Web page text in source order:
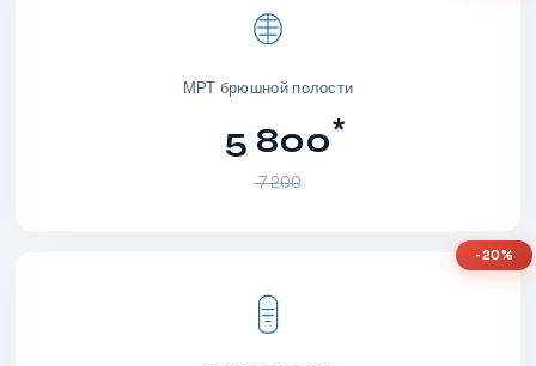
МРТ брюшной полости
5 800*
7 200
-20%